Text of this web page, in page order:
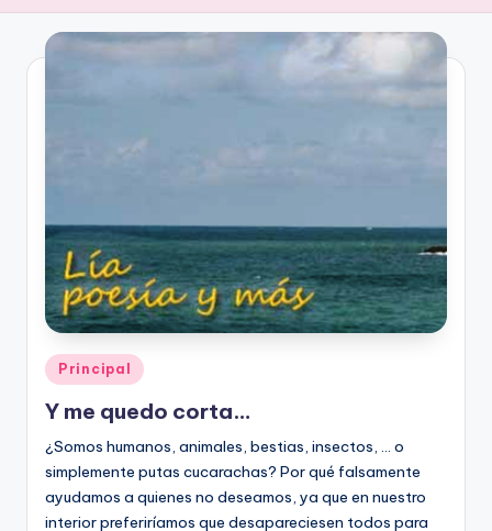
Publicado
en
Principal
Y me quedo corta…
¿Somos humanos, animales, bestias, insectos, … o
simplemente putas cucarachas? Por qué falsamente
ayudamos a quienes no deseamos, ya que en nuestro
interior preferiríamos que desapareciesen todos para